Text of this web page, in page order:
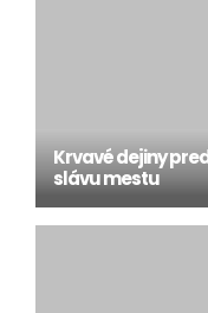
Krvavé dejiny
slávu mestu